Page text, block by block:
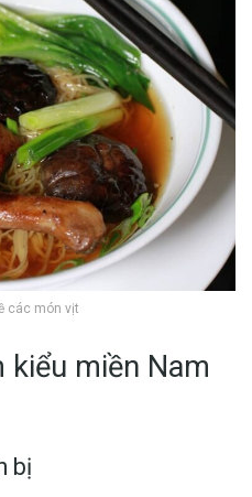
các món vịt
kiểu miền Nam
bị